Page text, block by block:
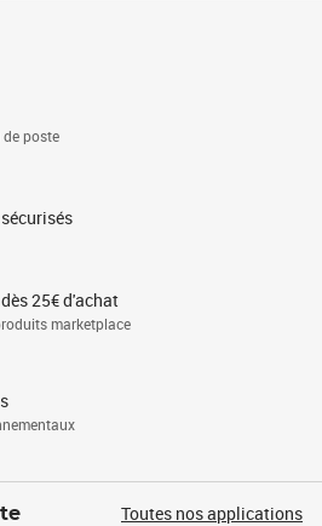
poste
25€ d'achat
marketplace
Toutes nos applications